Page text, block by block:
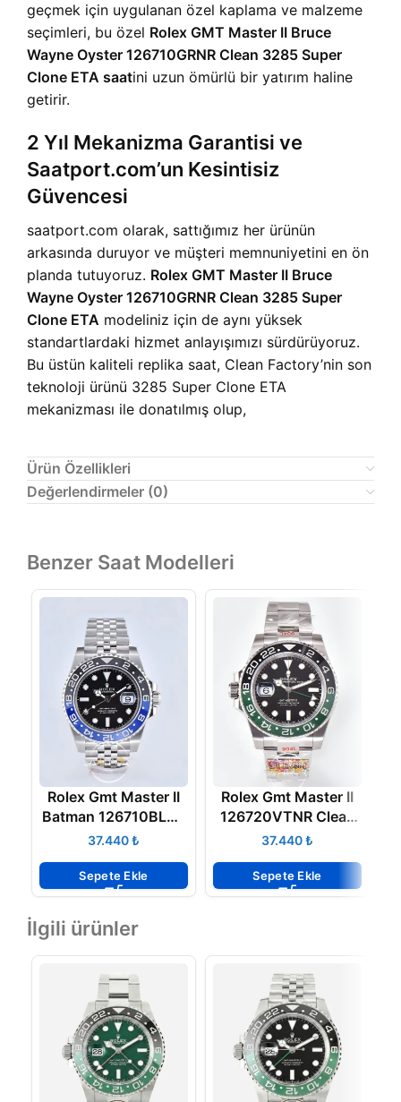
geçmek için uygulanan özel kaplama ve malzeme
seçimleri, bu özel Rolex GMT Master II Bruce
Wayne Oyster 126710GRNR Clean 3285 Super
Clone ETA saatini uzun ömürlü bir yatırım haline
getirir.
2 Yıl Mekanizma Garantisi ve
Saatport.com’un Kesintisiz
Güvencesi
saatport.com olarak, sattığımız her ürünün
arkasında duruyor ve müşteri memnuniyetini en ön
planda tutuyoruz. Rolex GMT Master II Bruce
Wayne Oyster 126710GRNR Clean 3285 Super
Clone ETA modeliniz için de aynı yüksek
standartlardaki hizmet anlayışımızı sürdürüyoruz.
Bu üstün kaliteli replika saat, Clean Factory’nin son
teknoloji ürünü 3285 Super Clone ETA
mekanizması ile donatılmış olup,
Ürün Özellikleri
Değerlendirmeler (0)
Benzer Saat Modelleri
Rolex Gmt Master II
Batman 126710BLNR
DD3285 Clean
Mekanizma
₺
Sepete Ekle
Rolex Gmt Master II
126720VTNR Clean
Factory 3285 Eta
₺
Sepete Ekle
İlgili ürünler